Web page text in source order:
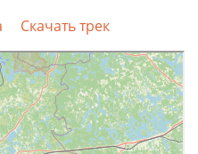
Скачать трек